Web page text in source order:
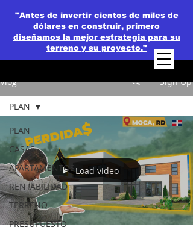
"Antes de invertir cientos de miles de
dólares en construir, primero
diseñamos la mejor estrategia para su
terreno y su proyecto."
Vlog Sign Up
PLAN
CASAS
APARTAMENTOS
RENTABILIDAD
TERRENO
PRESUPUESTO
PLAN
Load video